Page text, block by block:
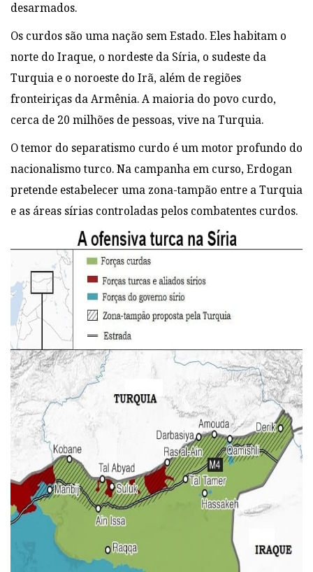
desarmados.
Os curdos são uma nação sem Estado. Eles habitam o
norte do Iraque, o nordeste da Síria, o sudeste da
Turquia e o noroeste do Irã, além de regiões
fronteiriças da Armênia. A maioria do povo curdo,
cerca de 20 milhões de pessoas, vive na Turquia.
O temor do separatismo curdo é um motor profundo do
nacionalismo turco. Na campanha em curso, Erdogan
pretende estabelecer uma zona-tampão entre a Turquia
e as áreas sírias controladas pelos combatentes curdos.